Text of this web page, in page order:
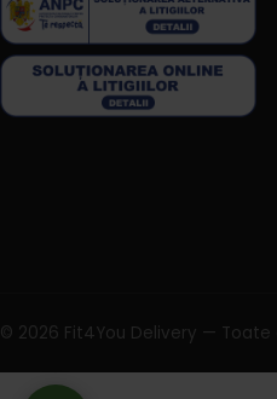
© 2026 Fit4You Delivery —